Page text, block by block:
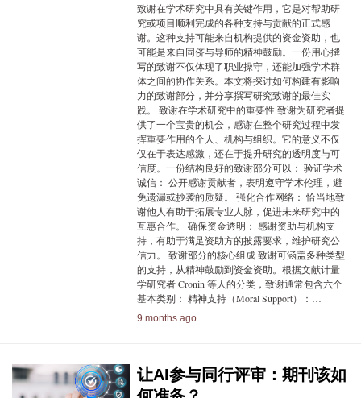
致谢在学术研究中具有关键作用，它是对帮助研
究或项目顺利完成的各种支持与贡献的正式感
谢。这种支持可能来自机构提供的资金资助，也
可能是来自同侪与导师的精神鼓励。一份用心撰
写的致谢不仅体现了职业操守，还能加强学术群
体之间的协作关系。本文将探讨如何构建有影响
力的致谢部分，并分享撰写研究致谢的最佳实
践。 致谢在学术研究中的重要性 致谢为研究者提
供了一个宝贵的机会，感谢在整个研究过程中发
挥重要作用的个人、机构与组织。它的意义不仅
仅在于表达感激，还在于提升研究的透明度与可
信度。一份结构良好的致谢部分可以： 验证学术
诚信： 公开感谢贡献者，表明遵守学术伦理，避
免遗漏或抄袭的质疑。 强化合作网络： 恰当地致
谢他人有助于拓展专业人脉，促进未来研究中的
互惠合作。 确保资金透明： 感谢资助与机构支
持，有助于满足资助方的披露要求，维护研究公
信力。 致谢部分的核心组成 致谢可涵盖多种类型
的支持，从精神鼓励到资金资助。根据文献计量
学研究者 Cronin 等人的分类，致谢通常包含六个
基本类别： 精神支持（Moral Support）：…
9 months ago
让AI参与同行评审：期刊该如